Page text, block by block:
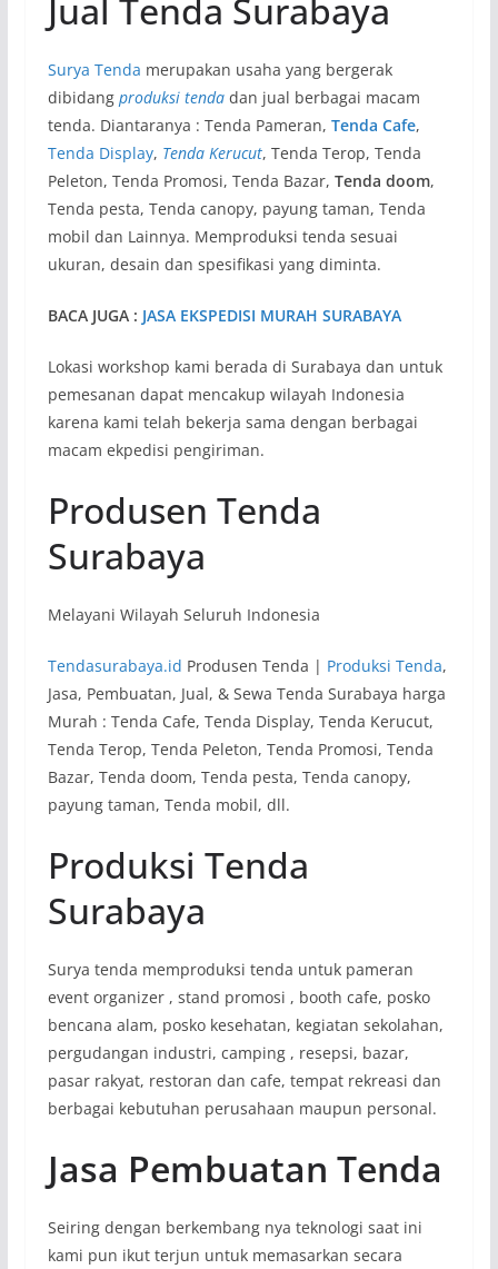
Jual Tenda Surabaya
Surya Tenda merupakan usaha yang bergerak
dibidang produksi tendadan jual berbagai macam
tenda. Diantaranya : Tenda Pameran, Tenda Cafe,
Tenda Display, Tenda Kerucut, Tenda Terop, Tenda
Peleton, Tenda Promosi, Tenda Bazar, Tenda doom,
Tenda pesta, Tenda canopy, payung taman, Tenda
mobil dan Lainnya. Memproduksi tenda sesuai
ukuran, desain dan spesifikasi yang diminta.
BACA JUGA : JASA EKSPEDISI MURAH SURABAYA
Lokasi workshop kami berada di Surabaya dan untuk
pemesanan dapat mencakup wilayah Indonesia
karena kami telah bekerja sama dengan berbagai
macam ekpedisi pengiriman.
Produsen Tenda
Surabaya
Melayani Wilayah Seluruh Indonesia
Tendasurabaya.id Produsen Tenda | Produksi Tenda,
Jasa, Pembuatan, Jual, & Sewa Tenda Surabaya harga
Murah : Tenda Cafe, Tenda Display, Tenda Kerucut,
Tenda Terop, Tenda Peleton, Tenda Promosi, Tenda
Bazar, Tenda doom, Tenda pesta, Tenda canopy,
payung taman, Tenda mobil, dll.
Produksi Tenda
Surabaya
Surya tenda memproduksi tenda untuk pameran
event organizer , stand promosi , booth cafe, posko
bencana alam, posko kesehatan, kegiatan sekolahan,
pergudangan industri, camping , resepsi, bazar,
pasar rakyat, restoran dan cafe, tempat rekreasi dan
berbagai kebutuhan perusahaan maupun personal.
Jasa Pembuatan Tenda
Seiring dengan berkembang nya teknologi saat ini
kami pun ikut terjun untuk memasarkan secara